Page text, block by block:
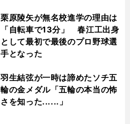
栗原陵矢が無名校進学の理由は
「自転車で13分」 春江工出身
として最初で最後のプロ野球選
手となった
羽生結弦が一時は諦めたソチ五
輪の金メダル「五輪の本当の怖
さを知った......」